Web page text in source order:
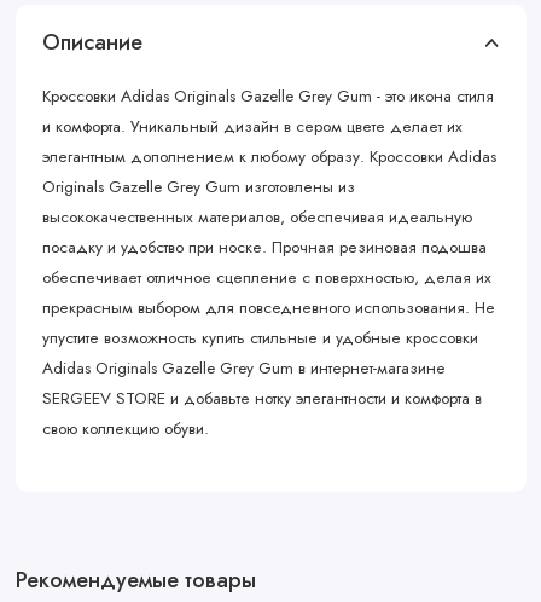
Описание
Кроссовки Adidas Originals Gazelle Grey Gum - это икона стиля
и комфорта. Уникальный дизайн в сером цвете делает их
элегантным дополнением к любому образу. Кроссовки Adidas
Originals Gazelle Grey Gum изготовлены из
высококачественных материалов, обеспечивая идеальную
посадку и удобство при носке. Прочная резиновая подошва
обеспечивает отличное сцепление с поверхностью, делая их
прекрасным выбором для повседневного использования. Не
упустите возможность купить стильные и удобные кроссовки
Adidas Originals Gazelle Grey Gum в интернет-магазине
SERGEEV STORE и добавьте нотку элегантности и комфорта в
свою коллекцию обуви.
Рекомендуемые товары